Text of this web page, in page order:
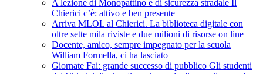
A lezione di Monopattino e di sicurezza stradale Il
Chierici c’è: attivo e ben presente
Arriva MLOL al Chierici. La biblioteca digitale con
oltre sette mila riviste e due milioni di risorse on line
Docente, amico, sempre impegnato per la scuola
William Formella, ci ha lasciato
Giornate Fai: grande successo di pubblico Gli studenti